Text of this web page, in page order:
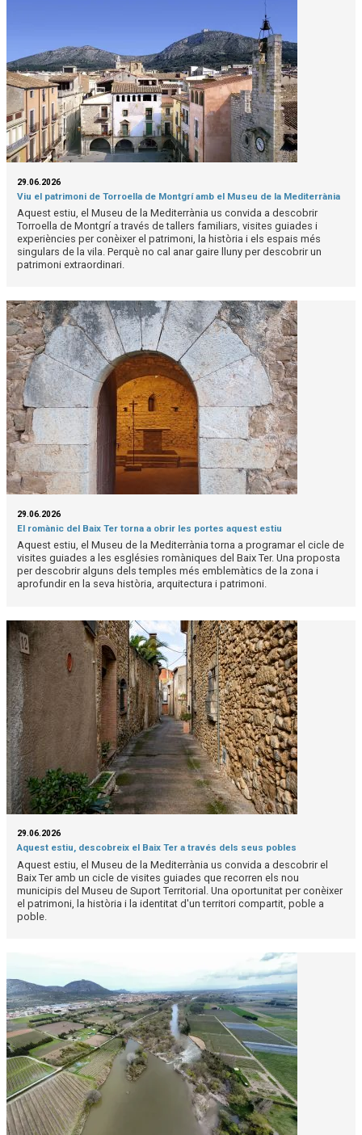
29.06.2026
Viu el patrimoni de Torroella de Montgrí amb el Museu de la Mediterrània
Aquest estiu, el Museu de la Mediterrània us convida a descobrir
Torroella de Montgrí a través de tallers familiars, visites guiades i
experiències per conèixer el patrimoni, la història i els espais més
singulars de la vila. Perquè no cal anar gaire lluny per descobrir un
patrimoni extraordinari.
29.06.2026
El romànic del Baix Ter torna a obrir les portes aquest estiu
Aquest estiu, el Museu de la Mediterrània torna a programar el cicle de
visites guiades a les esglésies romàniques del Baix Ter. Una proposta
per descobrir alguns dels temples més emblemàtics de la zona i
aprofundir en la seva història, arquitectura i patrimoni.
29.06.2026
Aquest estiu, descobreix el Baix Ter a través dels seus pobles
Aquest estiu, el Museu de la Mediterrània us convida a descobrir el
Baix Ter amb un cicle de visites guiades que recorren els nou
municipis del Museu de Suport Territorial. Una oportunitat per conèixer
el patrimoni, la història i la identitat d'un territori compartit, poble a
poble.